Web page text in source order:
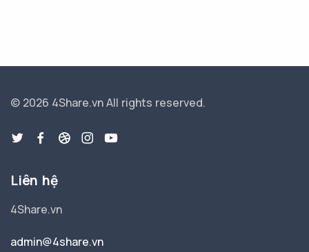
© 2026 4Share.vnAll rights reserved.
Liên hệ
4Share.vn
admin@4share.vn